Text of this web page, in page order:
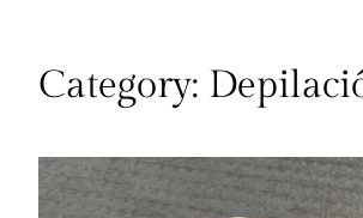
Category: